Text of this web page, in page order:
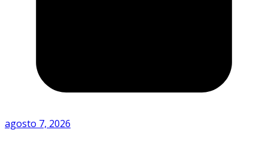
agosto 7, 2026